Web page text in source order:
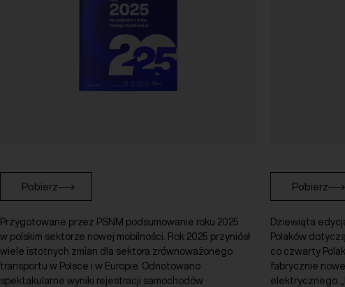
Pobierz
Przygotowane przez PSNM podsumowanie roku 2025
w polskim sektorze nowej mobilności. Rok 2025 przyniósł
wiele istotnych zmian dla sektora zrównoważonego
transportu w Polsce i w Europie. Odnotowano
spektakularne wyniki rejestracji samochodów
Pobierz
Dziewiąta
Polaków
co czwarty
fabrycznie
elektrycznego.